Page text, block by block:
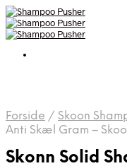
Forside / Skoon
Anti Skæl Gram –
Skonn Solid